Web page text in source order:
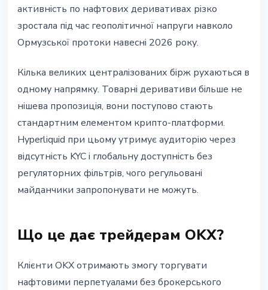
активність по нафтових деривативах різко
зростала під час геополітичної напруги навколо
Ормузської протоки навесні 2026 року.
Кілька великих централізованих бірж рухаються в
одному напрямку. Товарні деривативи більше не
нішева пропозиція, вони поступово стають
стандартним елементом крипто-платформи.
Hyperliquid при цьому утримує аудиторію через
відсутність KYC і глобальну доступність без
регуляторних фільтрів, чого регульовані
майданчики запропонувати не можуть.
Що це дає трейдерам OKX?
Клієнти OKX отримають змогу торгувати
нафтовими перпетуалами без брокерського